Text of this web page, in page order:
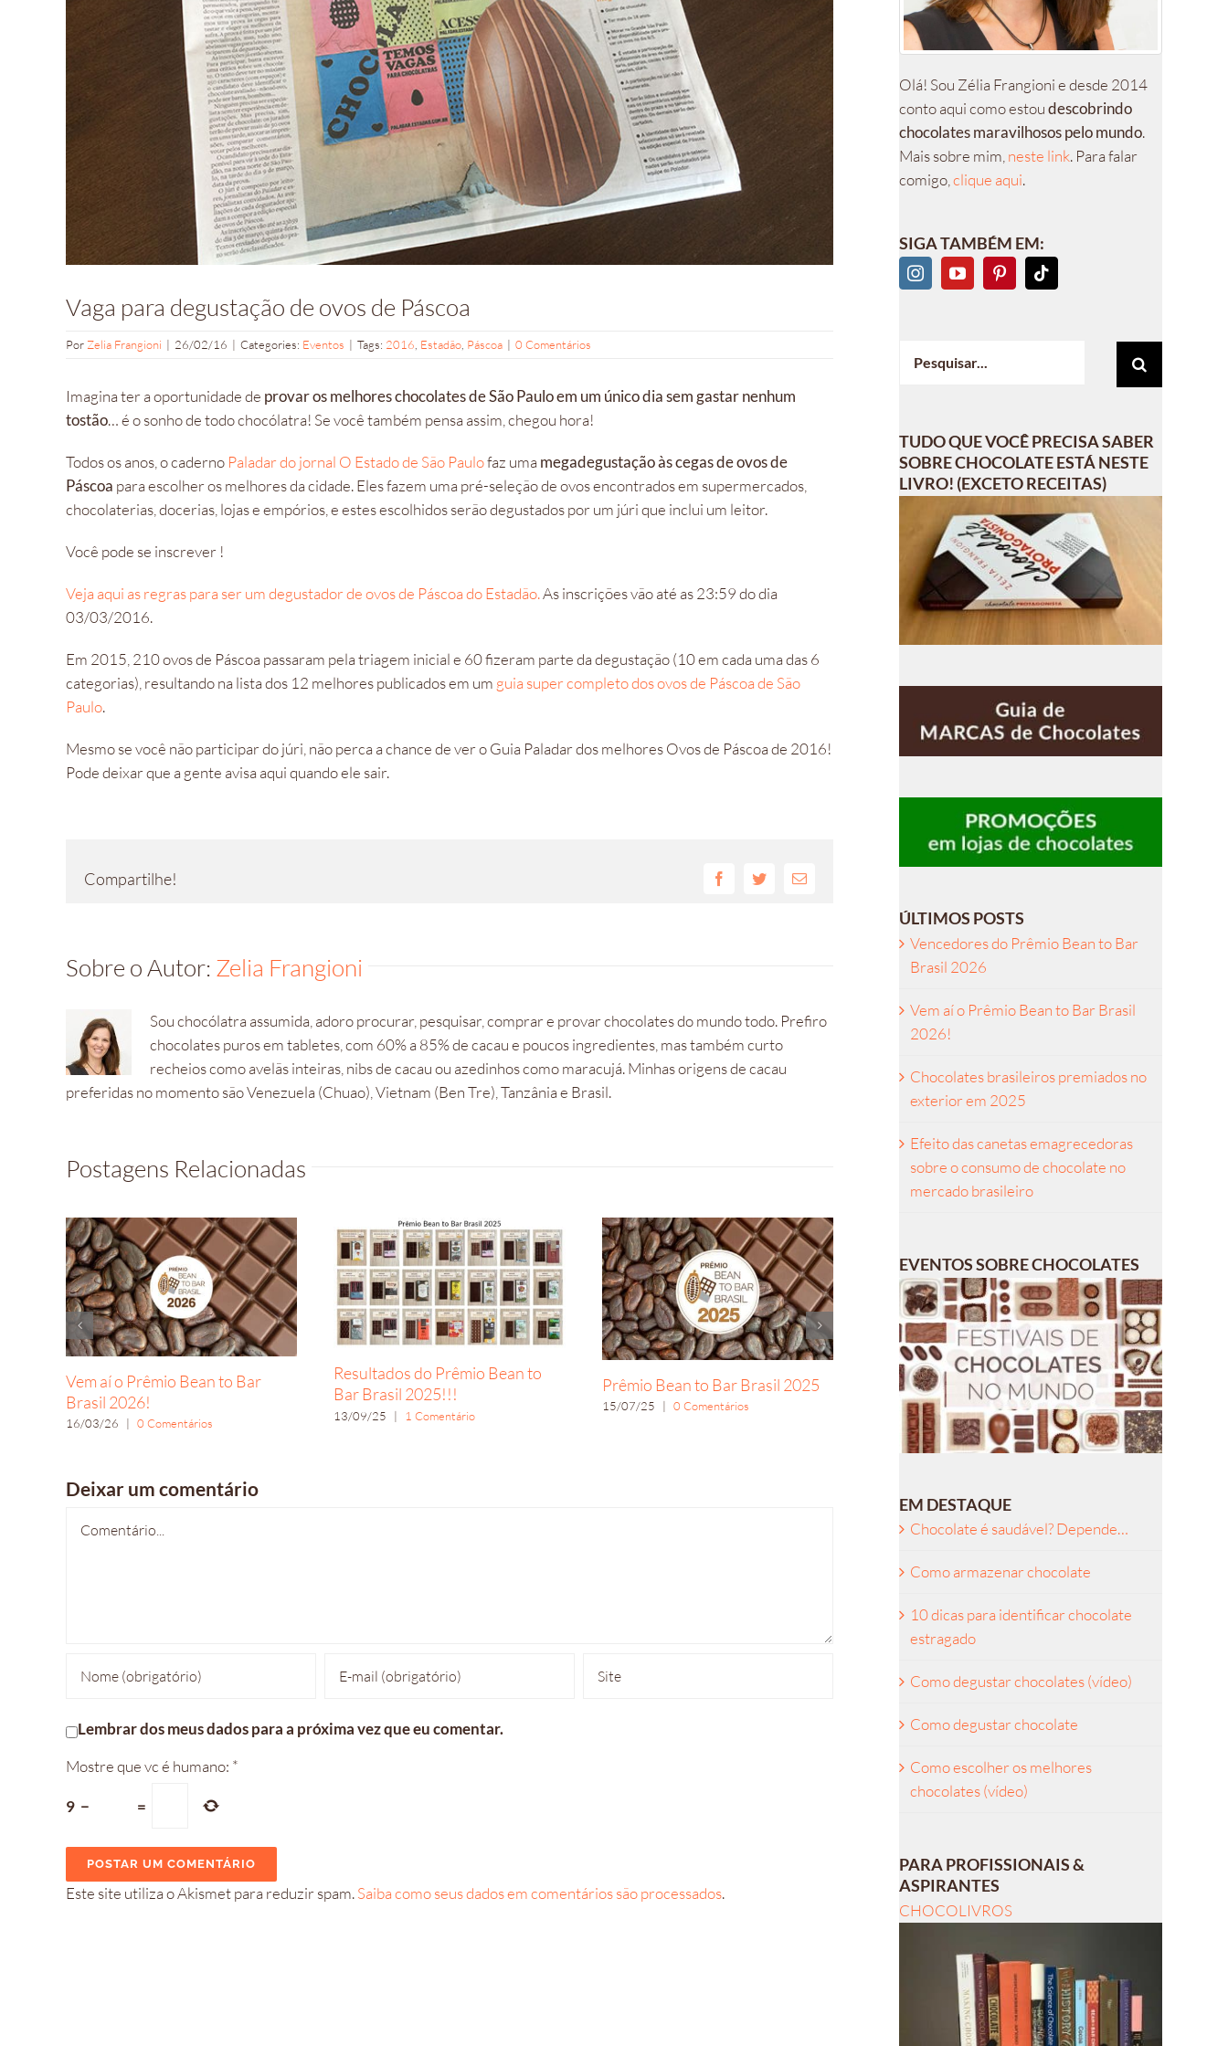
Vaga para degustação de ovos de Páscoa
PorZelia Frangioni | 26/02/16 | Categories: Eventos | Tags: 2016, Estadão, Páscoa | 0 Comentários
Imagina ter a oportunidade de provar os melhores chocolates de São Paulo em um único dia sem gastar nenhum
tostão… é o sonho de todo chocólatra! Se você também pensa assim, chegou hora!
Todos os anos, o caderno Paladar do jornal O Estado de São Paulofaz uma megadegustação às cegas de ovos de
Páscoa para escolher os melhores da cidade. Eles fazem uma pré-seleção de ovos encontrados em supermercados,
chocolaterias, docerias, lojas e empórios, e estes escolhidos serão degustados por um júri que inclui um leitor.
Você pode se inscrever !
Veja aqui as regras para ser um degustador de ovos de Páscoa do Estadão.As inscrições vão até as 23:59 do dia
03/03/2016.
Em 2015, 210 ovos de Páscoa passaram pela triagem inicial e 60 fizeram parte da degustação (10 em cada uma das 6
categorias), resultando na lista dos 12 melhores publicados em um guia super completo dos ovos de Páscoa de São
Paulo.
Mesmo se você não participar do júri, não perca a chance de ver o Guia Paladar dos melhores Ovos de Páscoa de 2016!
Pode deixar que a gente avisa aqui quando ele sair.
Compartilhe! FacebookTwitterE-
Sobre o Autor: Zelia Frangioni
Sou chocólatra assumida, adoro procurar, pesquisar, comprar e provar chocolates do mundo todo. Prefiro
chocolates puros em tabletes, com 60% a 85% de cacau e poucos ingredientes, mas também curto
recheios como avelãs inteiras, nibs de cacau ou azedinhos como maracujá. Minhas origens de cacau
preferidas no momento são Venezuela (Chuao), Vietnam (Ben Tre), Tanzânia e Brasil.
Postagens Relacionadas
Vem aí o Prêmio Bean to Bar
Brasil 2026!
16/03/26 | 0 Comentários
Resultados do Prêmio Bean to
Bar Brasil 2025!!!
13/09/25 | 1 Comentário
Prêmio Bean to Bar Brasil 2025
15/07/25 | 0 Comentários
Deixar um comentário
Lembrar dos meus dados para a próxima vez que eu comentar.
Mostre que vc é humano: *
9 − =
Este site utiliza o Akismet para reduzir spam.Saiba como seus dados em comentários são processados.
Olá! Sou Zélia Frangioni e desde 2014
conto aqui como estoudescobrindo
chocolates maravilhosos pelo mundo.
Mais sobre mim, neste link. Para falar
comigo, clique aqui.
SIGA TAMBÉM EM:
resultados
TUDO QUE VOCÊ PRECISA SABER
SOBRE CHOCOLATE ESTÁ NESTE
LIVRO! (EXCETO RECEITAS)
ÚLTIMOS POSTS
Vencedores do Prêmio Bean to Bar
Brasil 2026
Vem aí o Prêmio Bean to Bar Brasil
2026!
Chocolates brasileiros premiados no
exterior em 2025
Efeito das canetas emagrecedoras
sobre o consumo de chocolate no
mercado brasileiro
EVENTOS SOBRE CHOCOLATES
EM DESTAQUE
Chocolate é saudável? Depende…
Como armazenar chocolate
10 dicas para identificar chocolate
estragado
Como degustar chocolates (vídeo)
Como degustar chocolate
Como escolher os melhores
chocolates (vídeo)
PARA PROFISSIONAIS &
ASPIRANTES
CHOCOLIVROS